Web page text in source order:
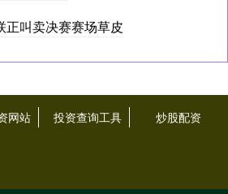
正叫卖决赛赛场草皮
网站 投资查询工具 炒股配资